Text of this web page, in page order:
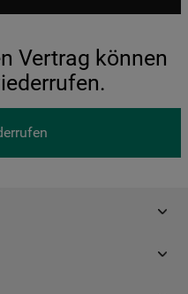
Vertrag können